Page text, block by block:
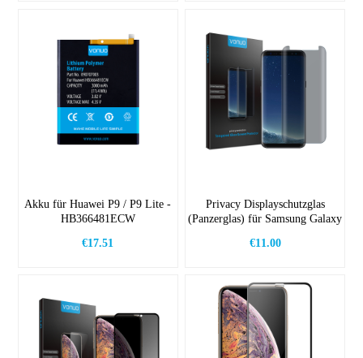
Akku für Huawei P9 / P9 Lite -
HB366481ECW
€17.51
Privacy Displayschutzglas
(Panzerglas) für Samsung Galaxy
€11.00